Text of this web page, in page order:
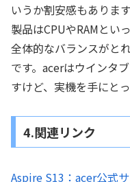
いうか割安感もありま
製品はCPUやRAMとい
全体的なバランスがと
です。acerはウインタ
すけど、実機を手にと
4.関連リンク
Aspire S13：acer公式